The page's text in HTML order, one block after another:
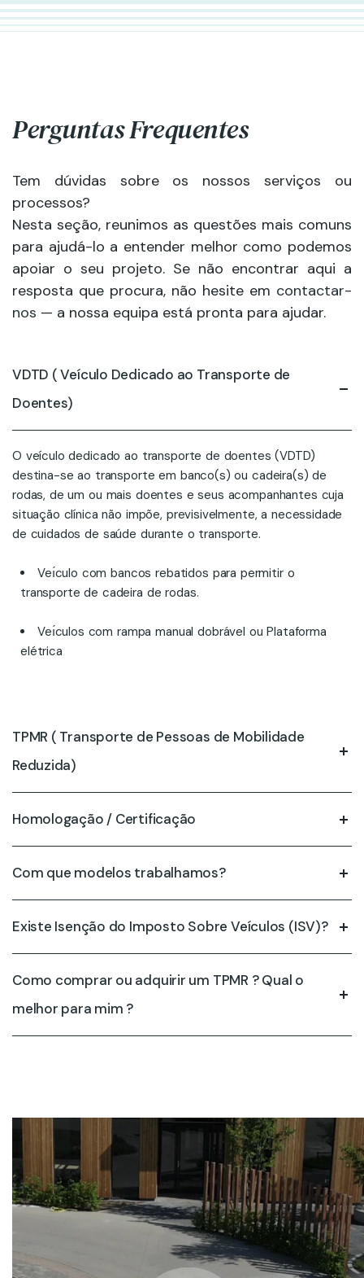
Perguntas Frequentes
Tem dúvidas sobre os nossos serviços ou
processos?
Nesta seção, reunimos as questões mais comuns
para ajudá-lo a entender melhor como podemos
apoiar o seu projeto. Se não encontrar aqui a
resposta que procura, não hesite em contactar-
nos — a nossa equipa está pronta para ajudar.
VDTD ( Veículo Dedicado ao Transporte de
Doentes)
O veículo dedicado ao transporte de doentes (VDTD)
destina-se ao transporte em banco(s) ou cadeira(s) de
rodas, de um ou mais doentes e seus acompanhantes cuja
situação clínica não impõe, previsivelmente, a necessidade
de cuidados de saúde durante o transporte.
Veı́culo com bancos rebatidos para permitir o
transporte de cadeira de rodas.
Veı́culos com rampa manual dobrável ou Plataforma
elétrica
TPMR ( Transporte de Pessoas de Mobilidade
Reduzida)
Homologação / Certificação
Com que modelos trabalhamos?
Existe Isenção do Imposto Sobre Veículos (ISV)?
Como comprar ou adquirir um TPMR ? Qual o
melhor para mim ?